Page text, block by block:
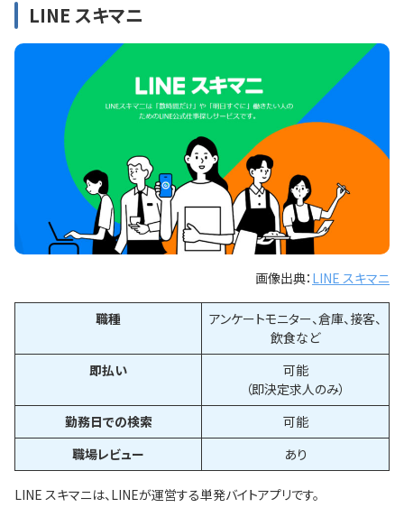
LINE スキマニ
画像出典： LINE スキマニ
職種
アンケートモニター、倉庫、接客、
飲食など
即払い
可能
（即決定求人のみ）
勤務日での検索
可能
職場レビュー
あり
LINE スキマニは、LINEが運営する単発バイトアプリです。